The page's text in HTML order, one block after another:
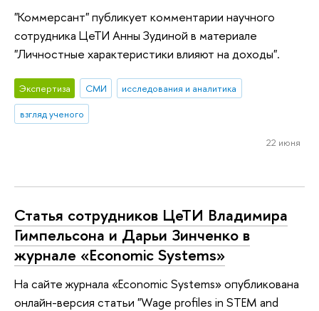
"Коммерсант" публикует комментарии научного
сотрудника ЦеТИ Анны Зудиной в материале
"Личностные характеристики влияют на доходы".
Экспертиза СМИ
исследования и аналитика
взгляд ученого
22 июня
Статья сотрудников ЦеТИ Владимира
Гимпельсона и Дарьи Зинченко в
журнале «Economic Systems»
На сайте журнала «Economic Systems» опубликована
онлайн-версия статьи "Wage profiles in STEM and